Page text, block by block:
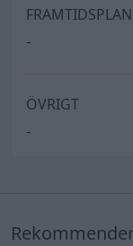
-
ÖVRIGT
-